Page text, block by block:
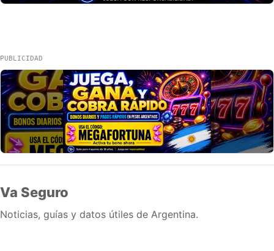
PUBLICIDAD
Va Seguro
Noticias, guías y datos útiles de Argentina.